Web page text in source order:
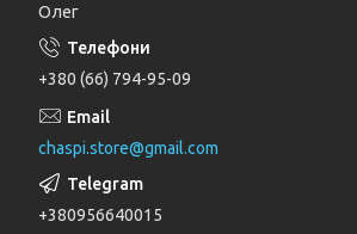
Тримачі, кронштейни та штанги для
душу
Лійки для душу
Душові комплекти
Олег
+380 (66) 794-95-09
chaspi.store@gmail.com
+380956640015